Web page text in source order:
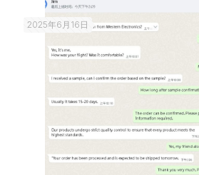
2025年6月16日